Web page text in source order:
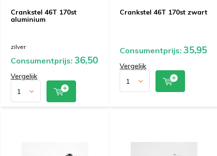
Crankstel 46T 170st
aluminium
zilver
Consumentprijs: 36,50
Vergelijk
Crankstel 46T 170st zwart
Consumentprijs: 35,95
Vergelijk